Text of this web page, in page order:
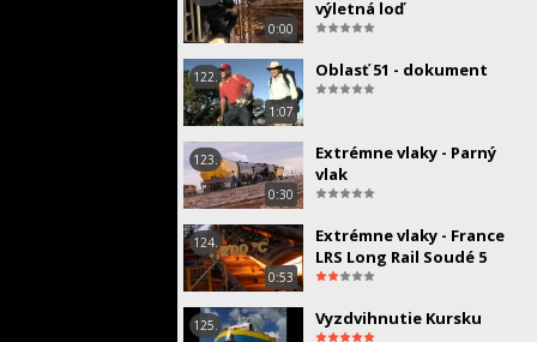
0:00
výletná loď
1:07
122. Oblasť 51 - dokument
0:30
123.
Extrémne vlaky - Parný
vlak
0:53
124.
Extrémne vlaky - France
LRS Long Rail Soudé 5
125. Vyzdvihnutie Kursku